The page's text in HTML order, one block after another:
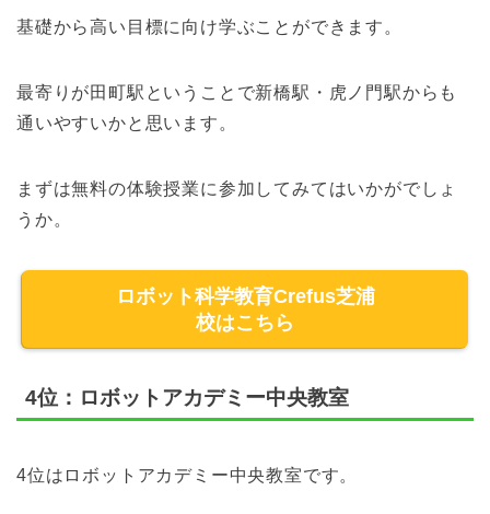
基礎から高い目標に向け学ぶことができます。
最寄りが田町駅ということで新橋駅・虎ノ門駅からも
通いやすいかと思います。
まずは無料の体験授業に参加してみてはいかがでしょ
うか。
ロボット科学教育Crefus芝浦
校はこちら
4位：ロボットアカデミー中央教室
4位はロボットアカデミー中央教室です。